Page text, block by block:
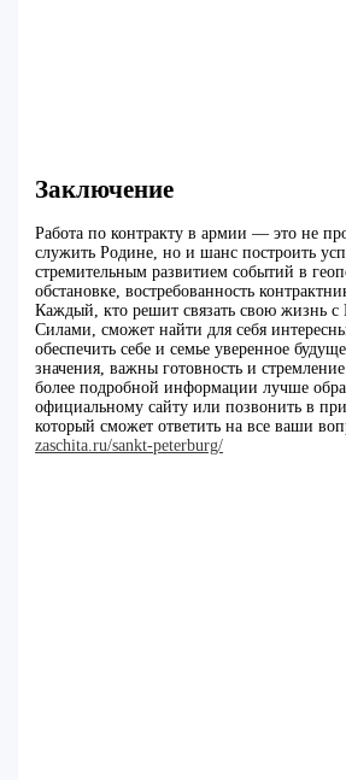
Заключение
Работа по контракту в армии — это не
служить Родине, но и шанс построить
стремительным развитием событий в
обстановке, востребованность
Каждый, кто решит связать свою жизнь
Силами, сможет найти для себя
обеспечить себе и семье уверенное
значения, важны готовность и
более подробной информации лучше
официальному сайту или позвонить в
который сможет ответить на все ваши
zaschita.ru/sankt-peterburg/